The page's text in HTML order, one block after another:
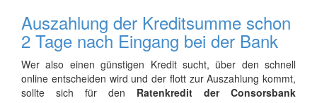
Auszahlung der Kreditsumme schon
2 Tage nach Eingang bei der Bank
Wer also einen günstigen Kredit sucht, über den schnell
online entscheiden wird und der flott zur Auszahlung kommt,
sollte sich für den Ratenkredit der Consorsbank